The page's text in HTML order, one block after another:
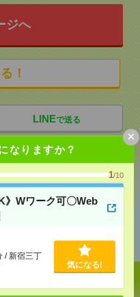
なりますか？
1/10
》Wワーク可〇Web
/ 新宿三丁
気になる!
×
ジへ
！
LINEで送る
ブックマーク
ーク可〇Web広告運